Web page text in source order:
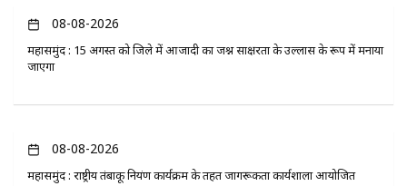
08-08-2026
महासमुंद : 15 अगस्त को जिले में आजादी का जश्न साक्षरता के उल्लास के रूप में मनाया
जाएगा
08-08-2026
महासमुंद : राष्ट्रीय तंबाकू नियंत्रण कार्यक्रम के तहत जागरूकता कार्यशाला आयोजित